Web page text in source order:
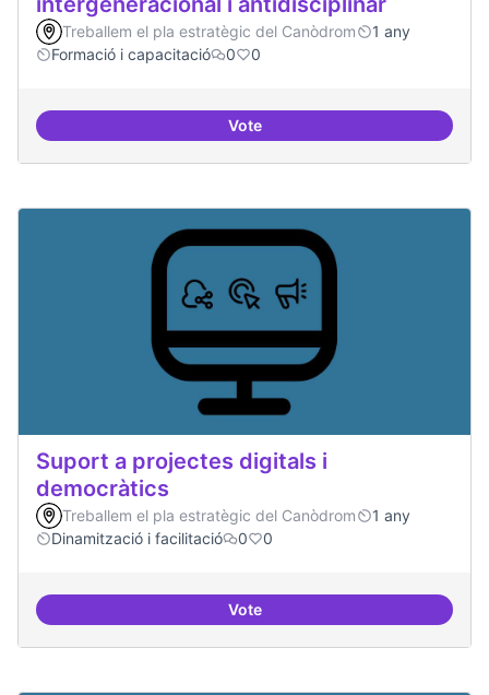
Treballem el pla estratègic del Canòdrom
1 any
Formació i capacitació
0 0
VoteTallers de col·laboració
Suport a projectes digitals i
democràtics
Treballem el pla estratègic del Canòdrom
1 any
Dinamització i facilitació
0 0
VoteSuport a projectes digitals i